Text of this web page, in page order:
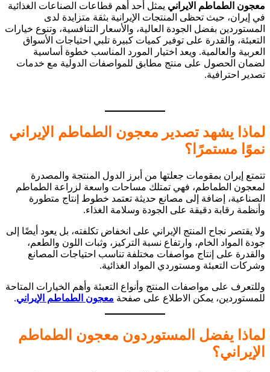
معجون الطماطم الايراني يمثل أحد أهم قطاعات الصناعات الغذائية
في إيران، حيث تحظى المنتجات الإيرانية بثقة متزايدة لدى
المستوردين بفضل الجودة العالية، والأسعار التنافسية، وتنوع خيارات
التعبئة، والقدرة على توفير كميات كبيرة تلبي احتياجات الأسواق
العربية والعالمية. ويعد اختيار المورد المناسب خطوة أساسية
لضمان الحصول على منتج مطابق للمواصفات الدولية مع خدمات
تصدير احترافية.
لماذا يشهد تصدير معجون الطماطم الإيراني
نموًا مستمرًا؟
تتمتع إيران بمقومات جعلتها من أبرز الدول المنتجة والمصدرة
لمعجون الطماطم، فهي تمتلك مساحات واسعة لزراعة الطماطم
الصناعية، إضافة إلى مصانع حديثة تعتمد خطوط إنتاج متطورة
وأنظمة رقابة دقيقة على الجودة وسلامة الغذاء.
ولا يقتصر نجاح المنتج الإيراني على انخفاض تكلفته، بل يعود أيضًا إلى
جودة المواد الخام، وارتفاع نسبة التركيز، وثبات اللون والطعم،
والقدرة على إنتاج مواصفات مختلفة تناسب احتياجات المصانع
وشركات التعبئة ومستوردي المواد الغذائية.
وللتعرف على مواصفات المنتج وأنواع التعبئة وأهم الخيارات المتاحة
للمستوردين، يمكن الاطلاع على صفحة معجون الطماطم الإيراني.
لماذا يفضل المستوردون معجون الطماطم
الإيراني؟